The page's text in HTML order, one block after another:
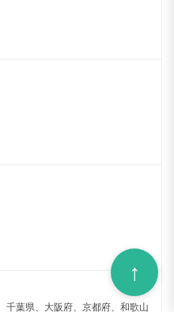
千葉県、大阪府、京都府、和歌山